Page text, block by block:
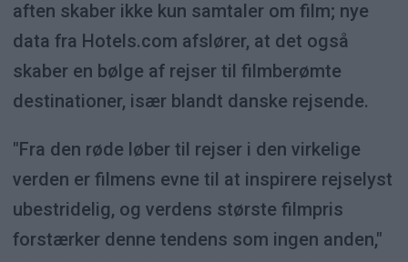
aften skaber ikke kun samtaler om film; nye
data fra Hotels.com afslører, at det også
skaber en bølge af rejser til filmberømte
destinationer, især blandt danske rejsende.
"Fra den røde løber til rejser i den virkelige
verden er filmens evne til at inspirere rejselyst
ubestridelig, og verdens største filmpris
forstærker denne tendens som ingen anden,"